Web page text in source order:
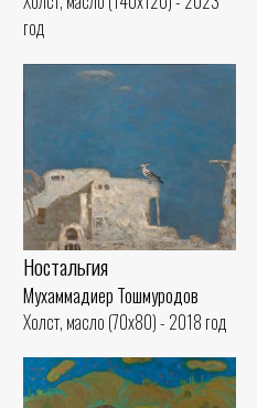
год
Ностальгия
Мухаммадиер Тошмуродов
Холст, масло (70x80) - 2018 год